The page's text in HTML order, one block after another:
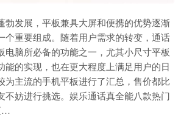
勃发展，平板兼具大屏和便携的优势逐渐
个重要组成。随着用户需求的转变，通话
电脑所必备的功能之一，尤其小尺寸平板
能的实现，也在更大程度上满足用户的日
为主流的手机平板进行了汇总，售价都比
不妨进行挑选。娱乐通话真全能八款热门
…